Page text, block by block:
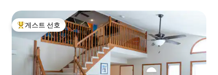
상위 게스트 선호
게스트 선호